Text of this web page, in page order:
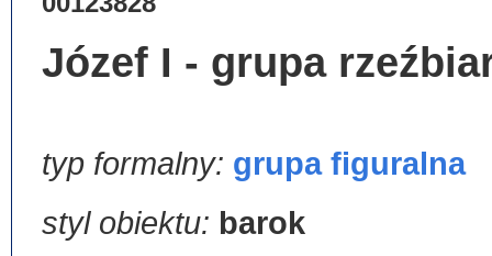
Józef I - grupa
typ formalny: grupa figuralna
styl obiektu: barok